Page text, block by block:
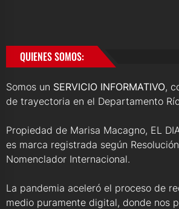
QUIENES SOMOS:
Somos un SERVICIO INFORMATIVO,
de trayectoria en el Departamento
Propiedad de Marisa Macagno, EL
es marca registrada según
Nomenclador Internacional.
La pandemia aceleró el proceso de
medio puramente digital, donde nos